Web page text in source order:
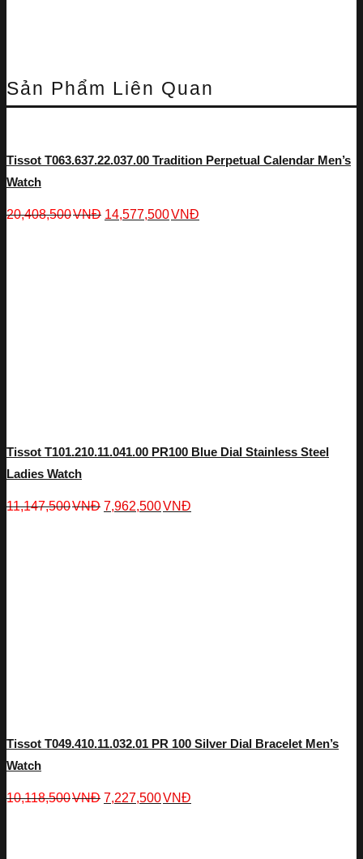
Sản Phẩm Liên Quan
Tissot T063.637.22.037.00 Tradition Perpetual Calendar Men’s
Watch
20,408,500VNĐ 14,577,500VNĐ
Tissot T101.210.11.041.00 PR100 Blue Dial Stainless Steel
Ladies Watch
11,147,500VNĐ 7,962,500VNĐ
Tissot T049.410.11.032.01 PR 100 Silver Dial Bracelet Men’s
Watch
10,118,500VNĐ 7,227,500VNĐ